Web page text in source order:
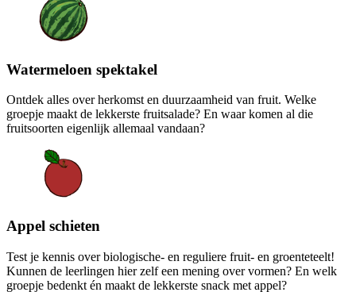
Watermeloen spektakel
Ontdek alles over herkomst en duurzaamheid van fruit. Welke
groepje maakt de lekkerste fruitsalade? En waar komen al die
fruitsoorten eigenlijk allemaal vandaan?
Appel schieten
Test je kennis over biologische- en reguliere fruit- en groenteteelt!
Kunnen de leerlingen hier zelf een mening over vormen? En welk
groepje bedenkt én maakt de lekkerste snack met appel?